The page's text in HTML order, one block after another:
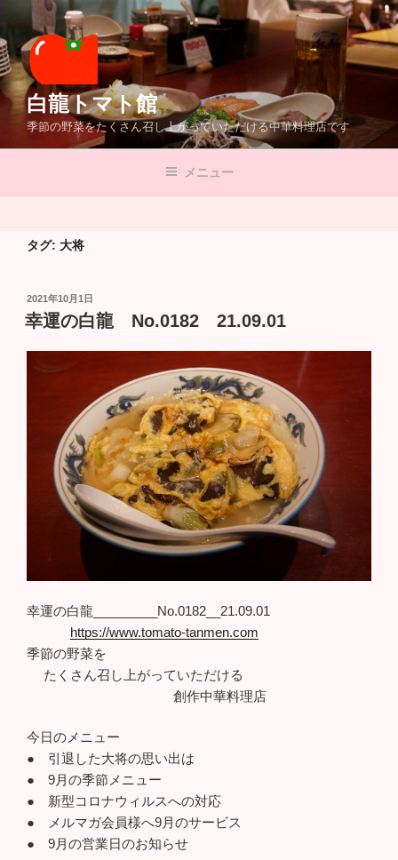
テ
ン
ツ
白龍トマト館
季節の野菜をたくさん召し上がっていただける中華料理店です
メニュー
タグ: 大将
投
稿
日:
2021年10月1日
幸運の白龍 No.0182 21.09.01
幸運の白龍_________No.0182__21.09.01
https://www.tomato-tanmen.com
季節の野菜を
たくさん召し上がっていただける
創作中華料理店
今日のメニュー
● 引退した大将の思い出は
● 9月の季節メニュー
● 新型コロナウィルスへの対応
● メルマガ会員様へ9月のサービス
● 9月の営業日のお知らせ